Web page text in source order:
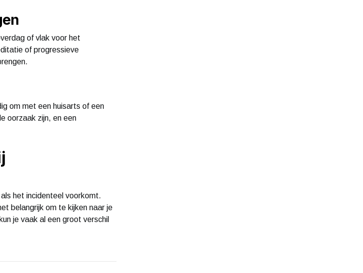
of vlak voor het
of progressieve
om met een huisarts of een
oorzaak zijn, en een
het incidenteel voorkomt.
belangrijk om te kijken naar je
je vaak al een groot verschil